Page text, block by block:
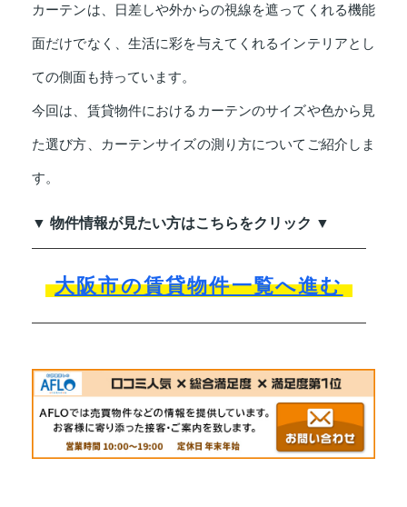
カーテンは、日差しや外からの視線を遮ってくれる機能
面だけでなく、生活に彩を与えてくれるインテリアとし
ての側面も持っています。
今回は、賃貸物件におけるカーテンのサイズや色から見
た選び方、カーテンサイズの測り方についてご紹介しま
す。
▼ 物件情報が見たい方はこちらをクリック ▼
大阪市の賃貸物件一覧へ進む